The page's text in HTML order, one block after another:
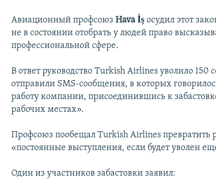
Авиационный профсоюзHava İş осудил этот
не в состоянии отобрать у людей право
профессиональной сфере.
В ответ руководство Turkish Airlines уволило
отправили SMS-сообщения, в которых
работу компании, присоединившись к
рабочих местах».
Профсоюз пообещал Turkish Airlines превратить
«постоянные выступления, если будет уволен
Один из участников забастовки заявил: